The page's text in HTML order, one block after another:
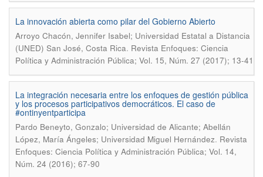
La innovación abierta como pilar del Gobierno Abierto
Arroyo Chacón, Jennifer Isabel; Universidad Estatal a Distancia
(UNED) San José, Costa Rica. Revista Enfoques: Ciencia
Política y Administración Pública; Vol. 15, Núm. 27 (2017); 13-41
La integración necesaria entre los enfoques de gestión pública
y los procesos participativos democráticos. El caso de
#ontinyentparticipa
Pardo Beneyto, Gonzalo; Universidad de Alicante; Abellán
López, María Ángeles; Universidad Miguel Hernández. Revista
Enfoques: Ciencia Política y Administración Pública; Vol. 14,
Núm. 24 (2016); 67-90